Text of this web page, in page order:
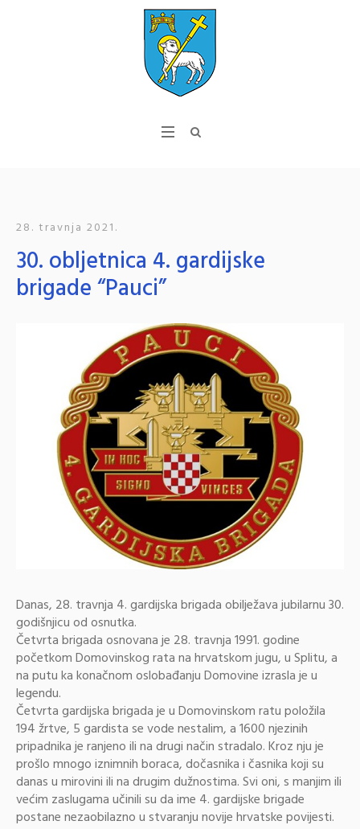
28. travnja 2021.
30. obljetnica 4. gardijske
brigade “Pauci”
Danas, 28. travnja 4. gardijska brigada obilježava jubilarnu 30.
godišnjicu od osnutka.
Četvrta brigada osnovana je 28. travnja 1991. godine
početkom Domovinskog rata na hrvatskom jugu, u Splitu, a
na putu ka konačnom oslobađanju Domovine izrasla je u
legendu.
Četvrta gardijska brigada je u Domovinskom ratu položila
194 žrtve, 5 gardista se vode nestalim, a 1600 njezinih
pripadnika je ranjeno ili na drugi način stradalo. Kroz nju je
prošlo mnogo iznimnih boraca, dočasnika i časnika koji su
danas u mirovini ili na drugim dužnostima. Svi oni, s manjim ili
većim zaslugama učinili su da ime 4. gardijske brigade
postane nezaobilazno u stvaranju novije hrvatske povijesti.